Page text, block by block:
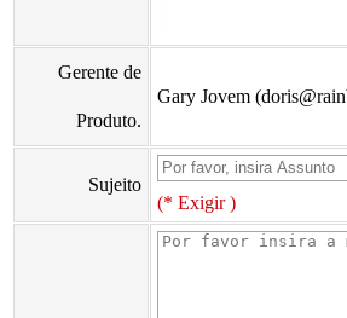
Gerente de
Produto.
Gary Jovem
Sujeito
(* Exigir )